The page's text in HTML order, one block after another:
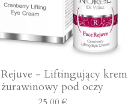
Rejuve - Liftingujący krem
żurawinowy pod oczy